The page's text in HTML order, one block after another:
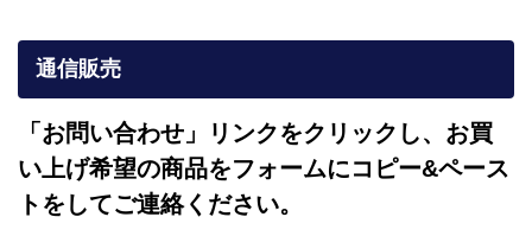
通信販売
「お問い合わせ」リンクをクリックし、 お買
い上げ希望の商品をフォームにコピー&ペース
トをしてご連絡ください。